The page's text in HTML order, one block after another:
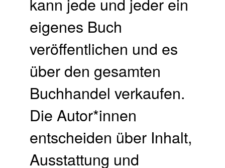
eigenes Buch
veröffentlichen und es
über den gesamten
Buchhandel verkaufen.​
Die Autor*innen
entscheiden über Inhalt,
Ausstattung und